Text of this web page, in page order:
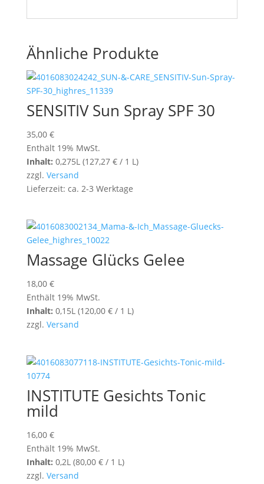
Ähnliche Produkte
SENSITIV Sun Spray SPF 30
35,00 €
Enthält 19% MwSt.
Inhalt: 0,275L (127,27 €/ 1 L)
zzgl. Versand
Lieferzeit: ca. 2-3 Werktage
Massage Glücks Gelee
18,00 €
Enthält 19% MwSt.
Inhalt: 0,15L (120,00 €/ 1 L)
zzgl. Versand
INSTITUTE Gesichts Tonic
mild
16,00 €
Enthält 19% MwSt.
Inhalt: 0,2L (80,00 €/ 1 L)
zzgl. Versand